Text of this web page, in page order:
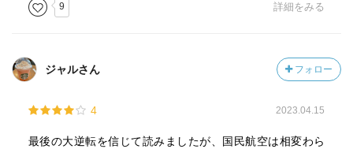
9 詳細をみる
ジャルさん フォロー
4 2023.04.15
最後の大逆転を信じて読みましたが、国民航空は相変わら